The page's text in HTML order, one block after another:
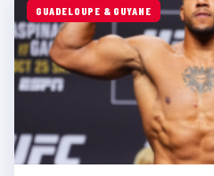
GUADELOUPE & GUYANE